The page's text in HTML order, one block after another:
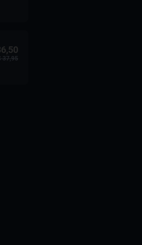
37,95